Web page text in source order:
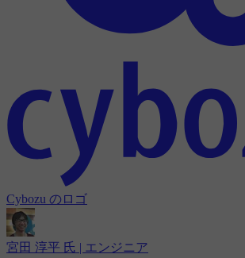
Cybozu のロゴ
宮田 淳平 氏 | エンジニア